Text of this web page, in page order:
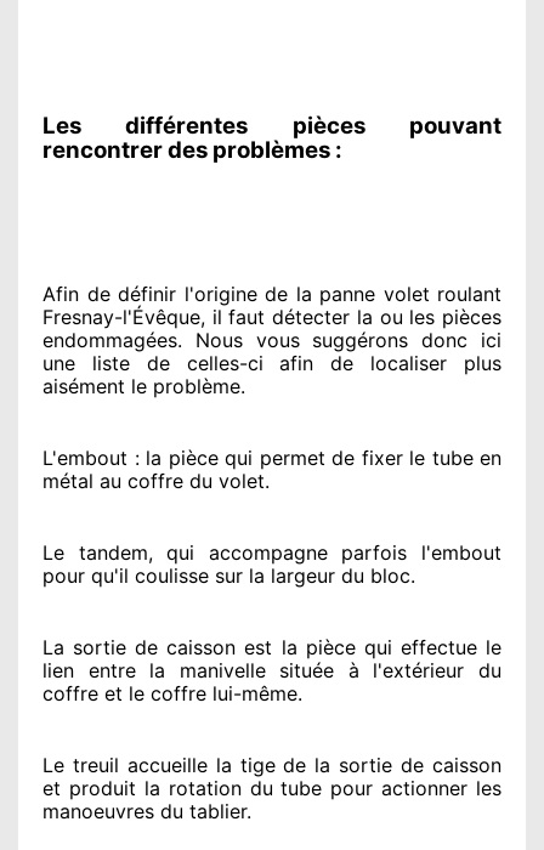
Les différentes pièces pouvant
rencontrer des problèmes :
Afin de définir l'originede la panne volet roulant
Fresnay-l'Évêque, il faut détecter la ou les pièces
endommagées. Nous vous suggérons donc ici
une liste de celles-ci afin de localiser plus
aisément le problème.
L'embout : la pièce qui permet de fixer le tube en
métal au coffre du volet.
Le tandem, qui accompagne parfois l'embout
pour qu'il coulisse sur la largeur du bloc.
La sortie de caisson est la pièce qui effectuele
lien entre la manivelle située à l'extérieur du
coffre et le coffre lui-même.
Le treuil accueille la tige de la sortie de caisson
et produit la rotation du tube pour actionner les
manoeuvres du tablier.